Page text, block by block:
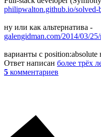
philipwalton.github.io/solved-
ну или как альтернатива -
galengidman.com/2014/03/
варианты с position:absolute
Ответ написан более трёх
5 комментариев